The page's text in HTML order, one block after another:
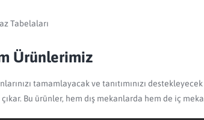
Tabelaları
Ürünlerimiz
tamamlayacak ve tanıtımınızı
çıkar. Bu ürünler, hem dış mekanlarda hem de iç